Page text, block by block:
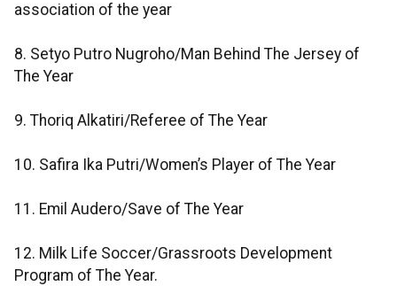
association of the year
8. Setyo Putro Nugroho/Man Behind The Jersey of
The Year
9. Thoriq Alkatiri/Referee of The Year
10. Safira Ika Putri/Women’s Player of The Year
11. Emil Audero/Save of The Year
12. Milk Life Soccer/Grassroots Development
Program of The Year.